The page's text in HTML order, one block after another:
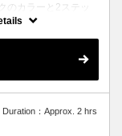
のカラーと2ステッ
メニュー。デザイン
を塗り分けます。シ
ング料金なし
Duration：Approx. 2 hrs